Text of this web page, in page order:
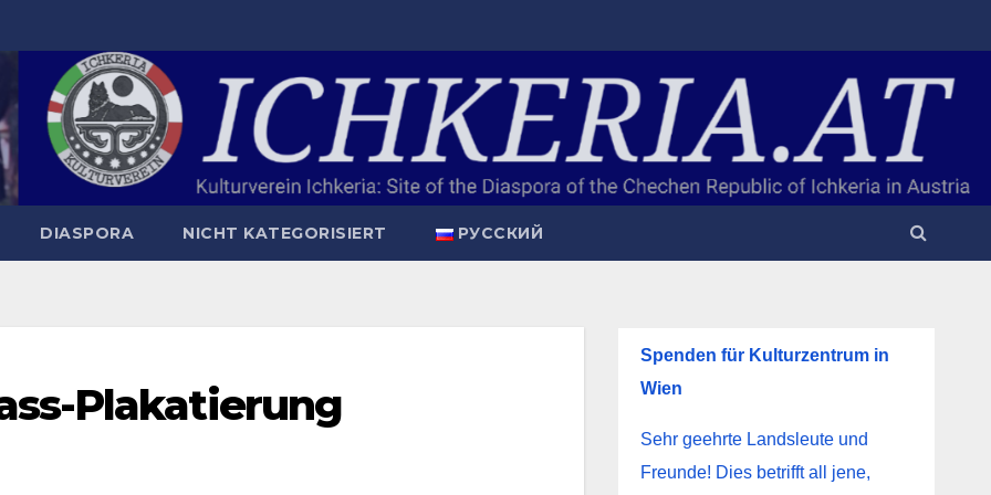
DIASPORA NICHT KATEGORISIERT РУССКИЙ
Plakatierung
Spenden für Kulturzentrum in
Wien
Sehr geehrte Landsleute und
Freunde! Dies betrifft all jene,